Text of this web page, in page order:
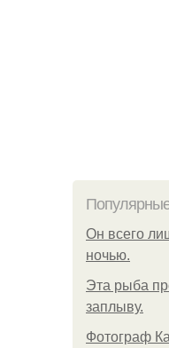
Он всего
ночью.
Эта рыба
заплыву.
Фотограф